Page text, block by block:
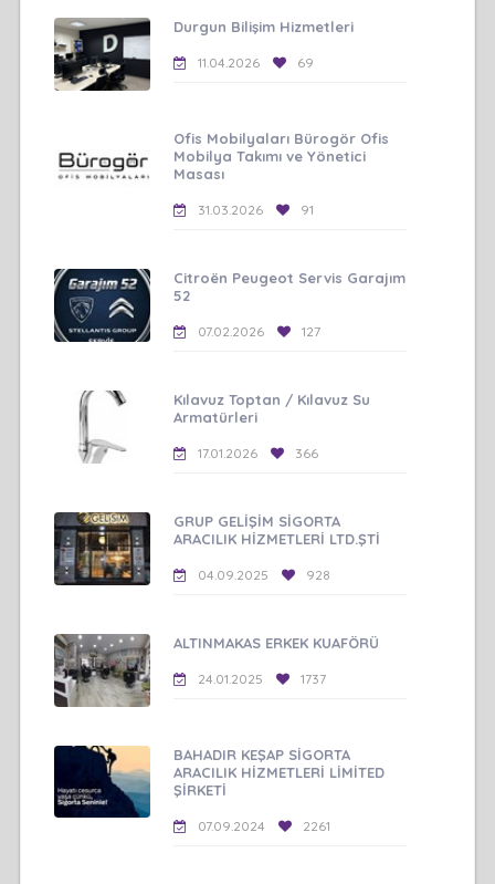
Durgun Bilişim Hizmetleri
11.04.2026 69
Ofis Mobilyaları Bürogör Ofis
Mobilya Takımı ve Yönetici
Masası
31.03.2026 91
Citroën Peugeot Servis Garajım
52
07.02.2026 127
Kılavuz Toptan / Kılavuz Su
Armatürleri
17.01.2026 366
GRUP GELİŞİM SİGORTA
ARACILIK HİZMETLERİ LTD.ŞTİ
04.09.2025 928
ALTINMAKAS ERKEK KUAFÖRÜ
24.01.2025 1737
BAHADIR KEŞAP SİGORTA
ARACILIK HİZMETLERİ LİMİTED
ŞİRKETİ
07.09.2024 2261